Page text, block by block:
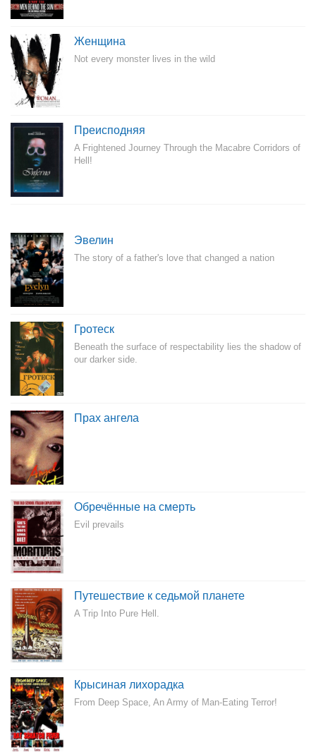
Женщина
Not every monster lives in the wild
Преисподняя
A Frightened Journey Through the Macabre Corridors of
Hell!
Эвелин
The story of a father's love that changed a nation
Гротеск
Beneath the surface of respectability lies the shadow of
our darker side.
Прах ангела
Обречённые на смерть
Evil prevails
Путешествие к седьмой планете
A Trip Into Pure Hell.
Крысиная лихорадка
From Deep Space, An Army of Man-Eating Terror!